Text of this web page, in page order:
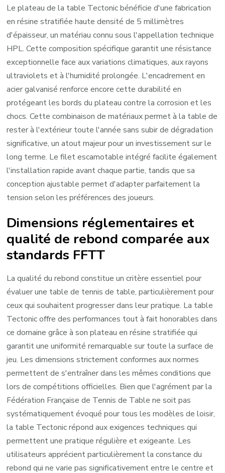
Le plateau de la table Tectonic bénéficie d'une fabrication
en résine stratifiée haute densité de 5 millimètres
d'épaisseur, un matériau connu sous l'appellation technique
HPL. Cette composition spécifique garantit une résistance
exceptionnelle face aux variations climatiques, aux rayons
ultraviolets et à l'humidité prolongée. L'encadrement en
acier galvanisé renforce encore cette durabilité en
protégeant les bords du plateau contre la corrosion et les
chocs. Cette combinaison de matériaux permet à la table de
rester à l'extérieur toute l'année sans subir de dégradation
significative, un atout majeur pour un investissement sur le
long terme. Le filet escamotable intégré facilite également
l'installation rapide avant chaque partie, tandis que sa
conception ajustable permet d'adapter parfaitement la
tension selon les préférences des joueurs.
Dimensions réglementaires et
qualité de rebond comparée aux
standards FFTT
La qualité du rebond constitue un critère essentiel pour
évaluer une table de tennis de table, particulièrement pour
ceux qui souhaitent progresser dans leur pratique. La table
Tectonic offre des performances tout à fait honorables dans
ce domaine grâce à son plateau en résine stratifiée qui
garantit une uniformité remarquable sur toute la surface de
jeu. Les dimensions strictement conformes aux normes
permettent de s'entraîner dans les mêmes conditions que
lors de compétitions officielles. Bien que l'agrément par la
Fédération Française de Tennis de Table ne soit pas
systématiquement évoqué pour tous les modèles de loisir,
la table Tectonic répond aux exigences techniques qui
permettent une pratique régulière et exigeante. Les
utilisateurs apprécient particulièrement la constance du
rebond qui ne varie pas significativement entre le centre et